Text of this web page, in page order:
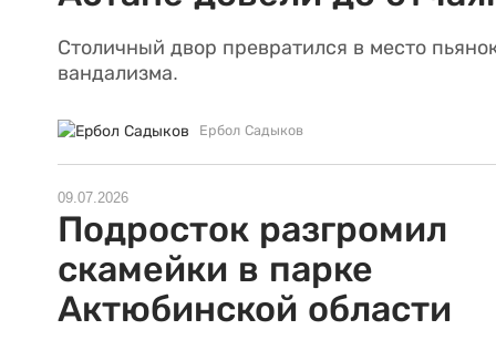
Столичный двор превратился в место
вандализма.
Ербол Садыков
09.07.2026
Подросток разгромил
скамейки в парке
Актюбинской области